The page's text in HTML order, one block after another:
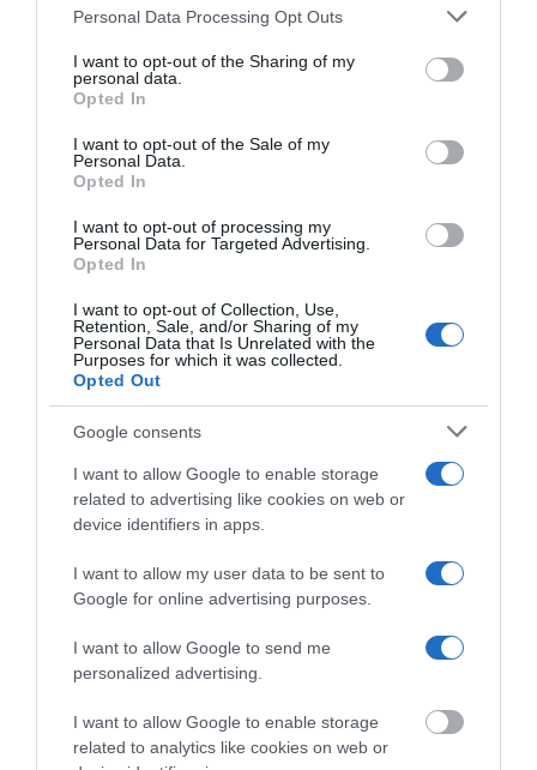
Please note that this website/app uses one or more Google
not limited to your visit or usage behaviour. You may click to
grant or deny consent to Google and its third-party tags to
use your data for below specified purposes in below Google
consent section.
Personal Data Processing Opt Outs
I want to opt-out of the Sharing of my
personal data.
Opted In
I want to opt-out of the Sale of my
Personal Data.
Opted In
I want to opt-out of processing my
Personal Data for Targeted Advertising.
Opted In
I want to opt-out of Collection, Use,
Retention, Sale, and/or Sharing of my
Personal Data that Is Unrelated with the
Purposes for which it was collected.
Opted Out
Google consents
I want to allow Google to enable storage
related to advertising like cookies on web or
device identifiers in apps.
I want to allow my user data to be sent to
Google for online advertising purposes.
I want to allow Google to send me
personalized advertising.
I want to allow Google to enable storage
related to analytics like cookies on web or
görs via vår webbplats.
ytterligare faktura.
dagar före avresan) drar vi av följande från
återbetalningen: kontorskostnader (20 € per person
för resor under 200 € och 50 € per person för resor
över 200 €), serviceavgiften och de faktiska kostnader
som researrangören har haft. För avbokningar som
görs 10 dagar eller mindre före resan debiterar vi 80
% av resans pris.
Vi förbehåller oss rätten att göra ändringar i tidtabell,
pris och program.
Vi rekommenderar en reseförsäkring som inkluderar
avbeställningsskydd.
Färdiga grupper:
betalnings- och avbokningsvillkor, som kommer att
meddelas i samband med reseprogrammet.